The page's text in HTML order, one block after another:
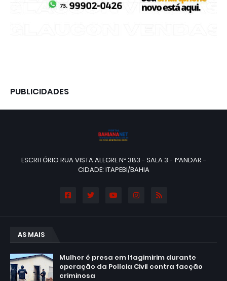
PUBLICIDADES
ESCRITÓRIO RUA VISTA ALEGRE Nº 383 - SALA 3 - 1ºANDAR -
CIDADE: ITAPEBI/BAHIA
AS MAIS
Mulher é presa em Itagimirim durante
operação da Polícia Civil contra facção
criminosa